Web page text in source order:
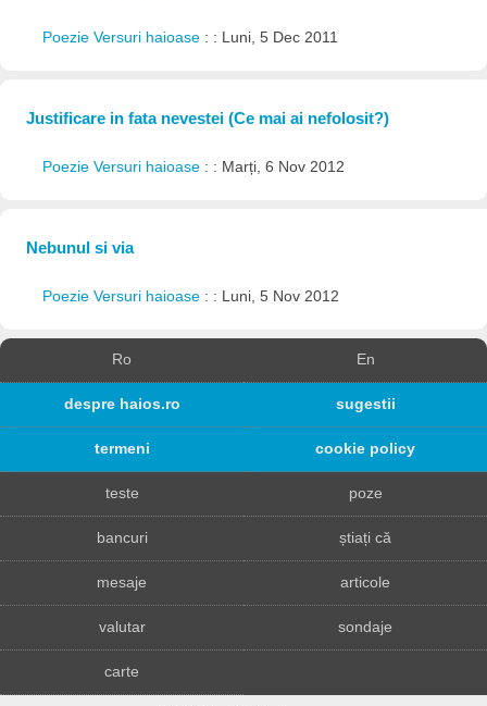
Poezie Versuri haioase : : Luni, 5 Dec 2011
Justificare in fata nevestei (Ce mai ai nefolosit?)
Poezie Versuri haioase : : Marți, 6 Nov 2012
Nebunul si via
Poezie Versuri haioase : : Luni, 5 Nov 2012
Ro En
despre haios.ro sugestii
termeni cookie policy
teste poze
bancuri știați că
mesaje articole
valutar sondaje
carte